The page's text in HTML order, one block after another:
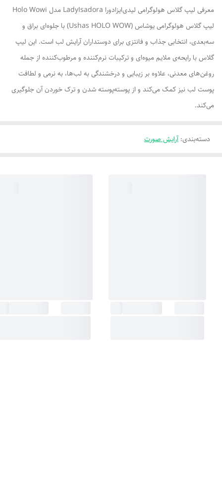
معرفی لیپ گلاس هولوگرامی لیدی‌ایزادورا LadyIsadora مدل Holo Wowi
لیپ گلاس هولوگرامی یوشاس (Ushas HOLO WOW) با جلوه‌ای براق و
سه‌بعدی، انتخابی جذاب و فانتزی برای دوستداران آرایش لب است. این لیپ
گلاس با رایحه‌ی ملایم میوه‌ای و ترکیبات نرم‌کننده و مرطوب‌کننده از جمله
روغن‌های معدنی، علاوه بر زیبایی و درخشندگی به لب‌ها، به نرمی و لطافت
پوست لب نیز کمک می‌کند و از پوسته‌پوسته شدن و ترک خوردن آن جلوگیری
می‌کند.
دسته‌بندی:آرایش صورت